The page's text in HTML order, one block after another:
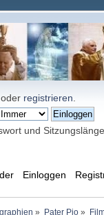
oder registrieren
und Sitzungslänge
Einloggen
» Pater Pio»